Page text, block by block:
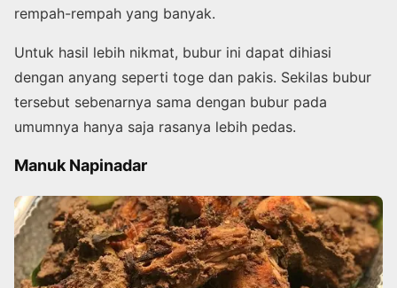
rempah-rempah yang banyak.
Untuk hasil lebih nikmat, bubur ini dapat dihiasi
dengan anyang seperti toge dan pakis. Sekilas bubur
tersebut sebenarnya sama dengan bubur pada
umumnya hanya saja rasanya lebih pedas.
Manuk Napinadar